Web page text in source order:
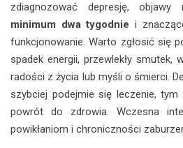
zdiagnozować depresję,
minimum dwa tygodnie i
funkcjonowanie. Warto zgłosić się
spadek energii, przewlekły smutek,
radości z życia lub myśli o śmierci.
szybciej podejmie się leczenie, tym
powrót do zdrowia. Wczesna
powikłaniom i chroniczności